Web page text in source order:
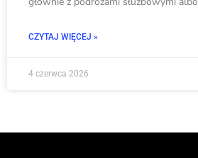
CZYTAJ WIĘCEJ »
4 czerwca 2026